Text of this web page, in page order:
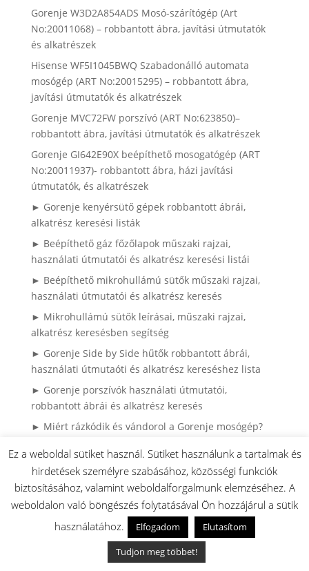
Gorenje W3D2A854ADS Mosó-szárítógép (Art
No:20011068) – robbantott ábra, javítási útmutatók
és alkatrészek
Hisense WF5I1045BWQ Szabadonálló automata
mosógép (ART No:20015295) – robbantott ábra,
javítási útmutatók és alkatrészek
Gorenje MVC72FW porszívó (ART No:623850)–
robbantott ábra, javítási útmutatók és alkatrészek
Gorenje GI642E90X beépíthető mosogatógép (ART
No:20011937)- robbantott ábra, házi javítási
útmutatók, és alkatrészek
► Gorenje kenyérsütő gépek robbantott ábrái,
alkatrész keresési listák
► Beépíthető gáz főzőlapok műszaki rajzai,
használati útmutatói és alkatrész keresési listái
► Beépíthető mikrohullámú sütők műszaki rajzai,
használati útmutatói és alkatrész keresés
► Mikrohullámú sütők leírásai, műszaki rajzai,
alkatrész keresésben segítség
► Gorenje Side by Side hűtők robbantott ábrái,
használati útmutaóti és alkatrész kereséshez lista
► Gorenje porszívók használati útmutatói,
robbantott ábrái és alkatrész keresés
► Miért rázkódik és vándorol a Gorenje mosógép?
► Gorenje mosógép – teljes útmutató: használat,
► Külső sütő ajtóüveg csere Gorenje és Mora
sütőknél
► Gorenje hűtő ajtógumi csere házilag – így
spórolhatsz tízezreket szerviz nélkül (Könnyen
cserélhető (hornyos) kivitel)
Ez a weboldal sütiket használ. Sütiket használunk a tartalmak és
hirdetések személyre szabásához, közösségi funkciók
biztosításához, valamint weboldalforgalmunk elemzéséhez. A
weboldalon való böngészés folytatásával Ön hozzájárul a sütik
használatához.
Elfogadom
Elutasítom
Tudjon meg többet!